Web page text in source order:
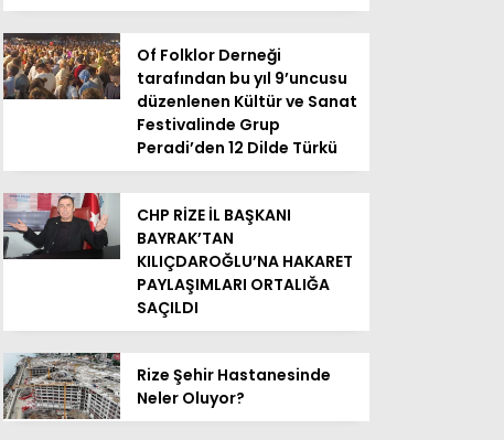
Of Folklor Derneği
tarafından bu yıl 9’uncusu
düzenlenen Kültür ve Sanat
Festivalinde Grup
Peradi’den 12 Dilde Türkü
CHP RİZE İL BAŞKANI
BAYRAK’TAN
KILIÇDAROĞLU’NA HAKARET
PAYLAŞIMLARI ORTALIĞA
SAÇILDI
Rize Şehir Hastanesinde
Neler Oluyor?